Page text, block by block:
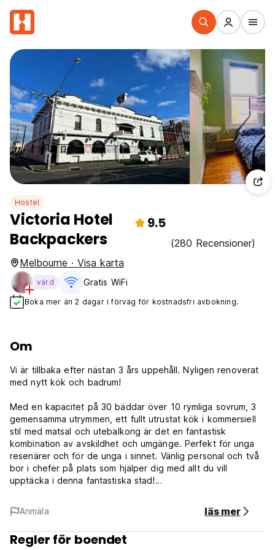
Hostel
Victoria Hotel
Backpackers
9.5
(280 Recensioner)
Melbourne · Visa karta
värd Gratis WiFi
Boka mer än 2 dagar i förväg för kostnadsfri avbokning.
Om
Vi är tillbaka efter nästan 3 års uppehåll. Nyligen renoverat
med nytt kök och badrum!
Med en kapacitet på 30 bäddar över 10 rymliga sovrum, 3
gemensamma utrymmen, ett fullt utrustat kök i kommersiell
stil med matsal och utebalkong är det en fantastisk
kombination av avskildhet och umgänge. Perfekt för unga
resenärer och för de unga i sinnet. Vänlig personal och två
bor i chefer på plats som hjälper dig med allt du vill
upptäcka i denna fantastiska stad!
Dryckes- och snacksautomater, låsbara skåp, fräscht linne,
gratis te och kaffe, gemensam Apple iMac-dator, kabel-TV
och bokbibliotek, balkong (rökning tillåten), brädspel,
bagageförvaring, gratis WIFI, Kylskåp, arbetsbord, turist
Anmäla läs mer
Regler för boendet